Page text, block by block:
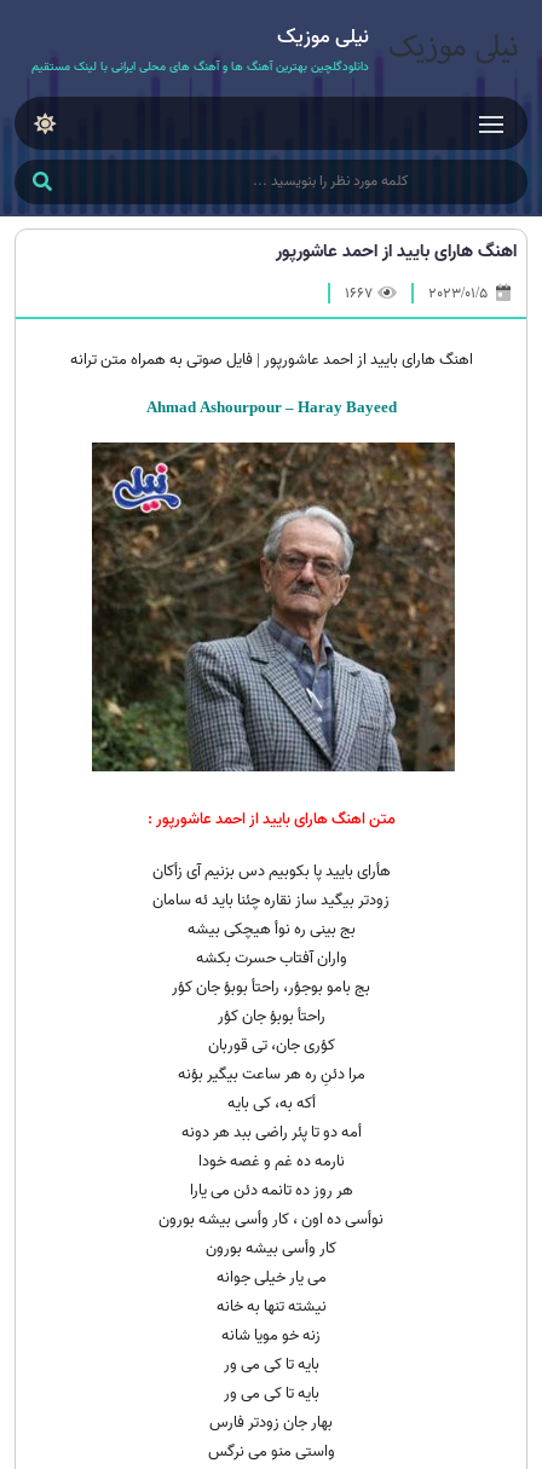
نیلی موزیک
دانلودگلچین بهترین آهنگ ها و آهنگ های محلی ایرانی با لینک مستقیم
اهنگ هارای بایید از احمد عاشورپور
1667
اهنگ هارای بایید از احمد عاشورپور | فایل صوتی به همراه متن ترانه
Ahmad Ashourpour – Haray Bayeed
متن اهنگ هارای بایید از احمد عاشورپور :
هأرای بایید پا بکوبیم دس بزنیم آی زأکان
زودتر بیگید ساز نقاره چئنا باید ئه سامان
بج بینی ره نوأ هیچکی بیشه
واران آفتاب حسرت بکشه
بج بامو بوجؤر، راحتأ بوبؤ جان کؤر
راحتأ بوبؤ جان کؤر
کؤری جان، تی قوربان
مرا دئنِ ره هر ساعت بیگیر بؤنه
أکه به، کی بایه
أمه دو تا پئر راضی ببد هر دونه
نارمه ده غم و غصه خودا
هر روز ده تانمه دئن می یارا
نوأسی ده اون ، کار وأسی بیشه بورون
کار وأسی بیشه بورون
می یار خیلی جوانه
نیشته تنها به خانه
زنه خو مویا شانه
بایه تا کی می ور
بایه تا کی می ور
بهار جان زودتر فارس
واستی منو می نرگس